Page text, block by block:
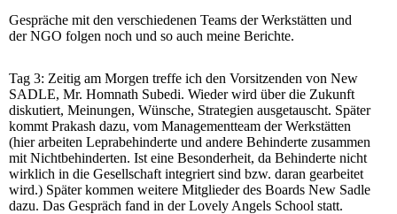
Gespräche mit den verschiedenen Teams der Werkstätten und
der NGO folgen noch und so auch meine Berichte.
Tag 3: Zeitig am Morgen treffe ich den Vorsitzenden von New
SADLE, Mr. Homnath Subedi. Wieder wird über die Zukunft
diskutiert, Meinungen, Wünsche, Strategien ausgetauscht. Später
kommt Prakash dazu, vom Managementteam der Werkstätten
(hier arbeiten Leprabehinderte und andere Behinderte zusammen
mit Nichtbehinderten. Ist eine Besonderheit, da Behinderte nicht
wirklich in die Gesellschaft integriert sind bzw. daran gearbeitet
wird.) Später kommen weitere Mitglieder des Boards New Sadle
dazu. Das Gespräch fand in der Lovely Angels School statt.